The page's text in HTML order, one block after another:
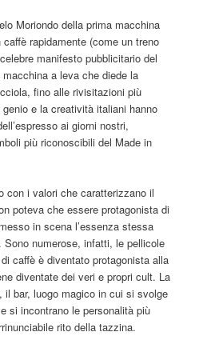
Moriondo della prima macchina
rapidamente (come un treno
manifesto pubblicitario del
a leva che diede la
fino alle rivisitazioni più
e la creatività italiani hanno
ai giorni nostri,
più riconoscibili del Made in
con i valori che caratterizzano il
poteva che essere protagonista di
in scena l’essenza stessa
Sono numerose, infatti, le pellicole
caffè è diventato protagonista alla
diventate dei veri e propri cult. La
il bar, luogo magico in cui si svolge
si incontrano le personalità più
rito della tazzina.